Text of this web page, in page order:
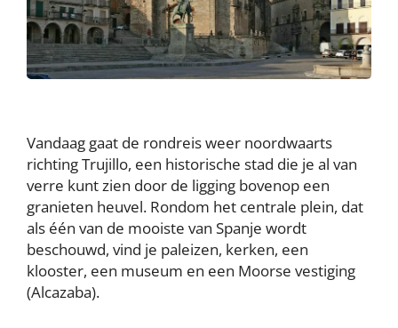
Vandaag gaat de rondreis weer noordwaarts
richting Trujillo, een historische stad die je al van
verre kunt zien door de ligging bovenop een
granieten heuvel. Rondom het centrale plein, dat
als één van de mooiste van Spanje wordt
beschouwd, vind je paleizen, kerken, een
klooster, een museum en een Moorse vestiging
(Alcazaba).